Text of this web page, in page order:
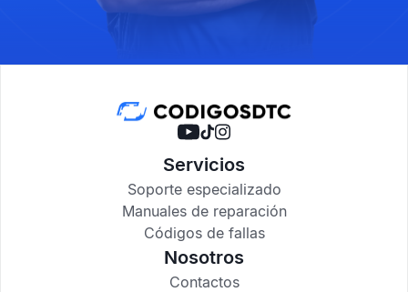
Servicios
Soporte especializado
Manuales de reparación
Códigos de fallas
Nosotros
Contactos